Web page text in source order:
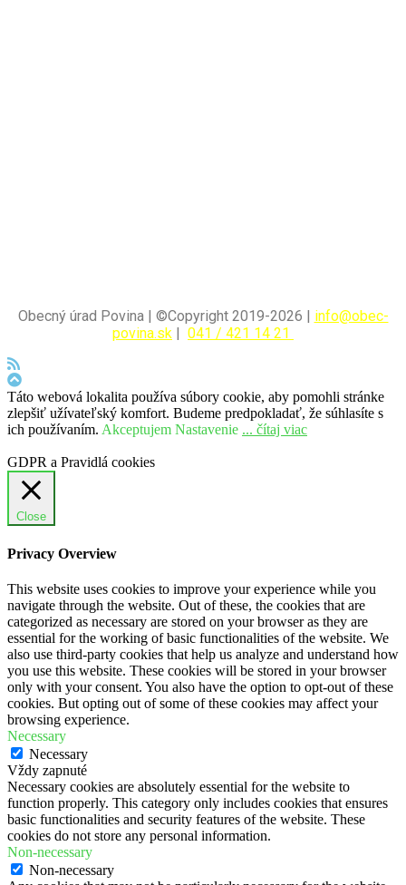
Obecný úrad Povina | ©Copyright 2019-2026 | info@obec-
povina.sk
041 / 421 14 21
Táto webová lokalita používa súbory cookie, aby pomohli stránke
zlepšiť užívateľský komfort. Budeme predpokladať, že súhlasíte s
ich používaním. Akceptujem Nastavenie ... čítaj viac
GDPR a Pravidlá cookies
Close
Privacy Overview
This website uses cookies to improve your experience while you
navigate through the website. Out of these, the cookies that are
categorized as necessary are stored on your browser as they are
essential for the working of basic functionalities of the website. We
also use third-party cookies that help us analyze and understand how
you use this website. These cookies will be stored in your browser
only with your consent. You also have the option to opt-out of these
cookies. But opting out of some of these cookies may affect your
browsing experience.
Necessary
Necessary
Vždy zapnuté
Necessary cookies are absolutely essential for the website to
function properly. This category only includes cookies that ensures
basic functionalities and security features of the website. These
cookies do not store any personal information.
Non-necessary
Non-necessary